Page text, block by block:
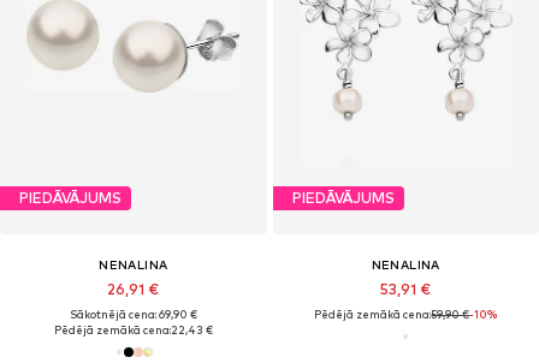
PIEDĀVĀJUMS
NENALINA
26,91 €
Sākotnējā cena: 69,90 €
Pēdējā zemākā cena:22,43 €
PIEDĀVĀJUMS
NENALINA
53,91 €
Pēdējā zemākā cena:59,90 €-10%